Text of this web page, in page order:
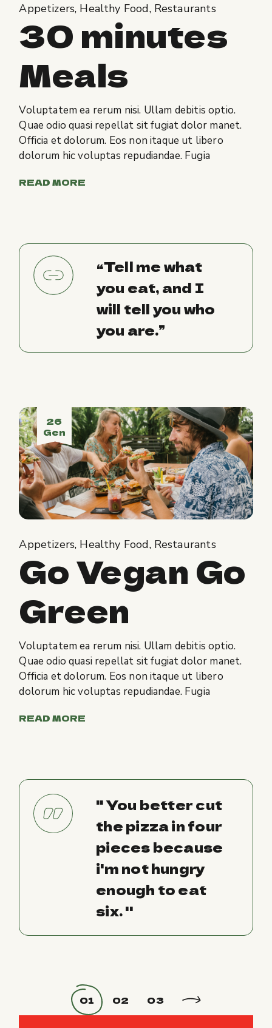
Appetizers Healthy Food Restaurants
30 minutes
Meals
Voluptatem ea rerum nisi. Ullam debitis optio.
Quae odio quasi repellat sit fugiat dolor manet.
Officia et dolorum. Eos non itaque ut libero
dolorum hic voluptas repudiandae. Fugia
READ MORE
“Tell me what
you eat, and I
will tell you who
you are.”
26
Gen
Appetizers Healthy Food Restaurants
Go Vegan Go
Green
Voluptatem ea rerum nisi. Ullam debitis optio.
Quae odio quasi repellat sit fugiat dolor manet.
Officia et dolorum. Eos non itaque ut libero
dolorum hic voluptas repudiandae. Fugia
READ MORE
'' You better cut
the pizza in four
pieces because
i'm not hungry
enough to eat
six. ''
01 02 03